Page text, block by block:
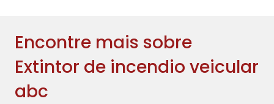
cilindro. Um extintor que não esteja em
conformidade pode comprometer a
segurança em uma situação de emergência.
É aconselhável que as empresas contratem
Encontre mais sobre
Extintor de incendio veicular
abc